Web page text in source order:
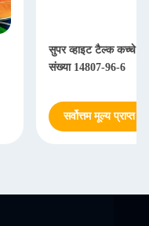
सुपर व्हाइट टैल्क कच्चे
संख्या 14807-96-6
सर्वोत्तम मूल्य प्राप्त